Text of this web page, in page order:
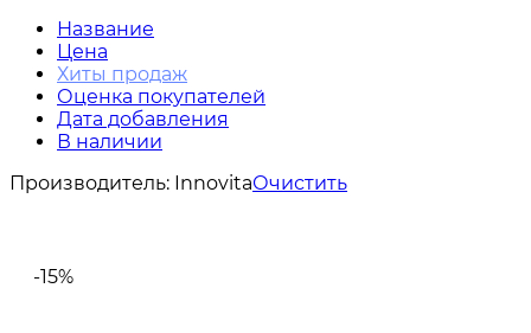
Название
Цена
Хиты продаж
Оценка покупателей
Дата добавления
В наличии
Производитель: InnovitaОчистить
-15%